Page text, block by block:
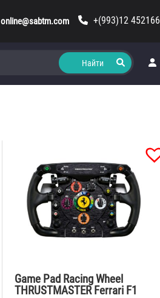
online@sabtm.com +(993)12 452166
Game Pad Racing Wheel
THRUSTMASTER Ferrari F1